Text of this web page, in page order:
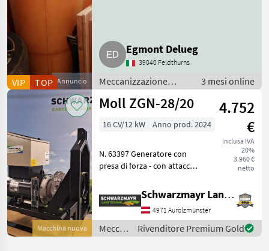
Annuncio
VIP TOP
Egmont Delueg
39040 Feldthurns
Meccanizzazione
interna / Macchinari
per stalle
3 mesi online
Macchina nuova
Moll ZGN-28/20
4.752
€
inclusa IVA
20%
3.960 €
netto
16 CV/12 kW Anno prod. 2024
N. 63397 Generatore con
presa di forza - con attacco
elettronica della tensione
AVR2 con rilevamento
trifase del valore effettivo -
ada
Schwarzmayr Landtechnik GmbH - Aurolzmünster
4971 Aurolzmünster
Meccanizzazione
interna
Rivenditore Premium Gold